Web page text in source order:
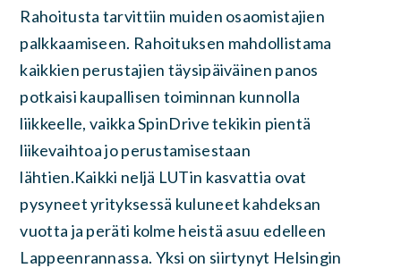
Rahoitusta tarvittiin muiden osaomistajien
palkkaamiseen. Rahoituksen mahdollistama
kaikkien perustajien täysipäiväinen panos
potkaisi kaupallisen toiminnan kunnolla
liikkeelle, vaikka SpinDrive tekikin pientä
liikevaihtoa jo perustamisestaan
lähtien.Kaikki neljä LUTin kasvattia ovat
pysyneet yrityksessä kuluneet kahdeksan
vuotta ja peräti kolme heistä asuu edelleen
Lappeenrannassa. Yksi on siirtynyt Helsingin